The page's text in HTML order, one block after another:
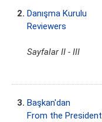
2. Danışma Kurulu
Reviewers
Sayfalar II - III
3. Başkan'dan
From the President